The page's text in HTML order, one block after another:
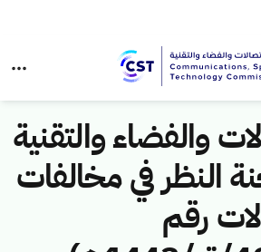
والفضاء والتقنية
النظر في مخالفات
رقم